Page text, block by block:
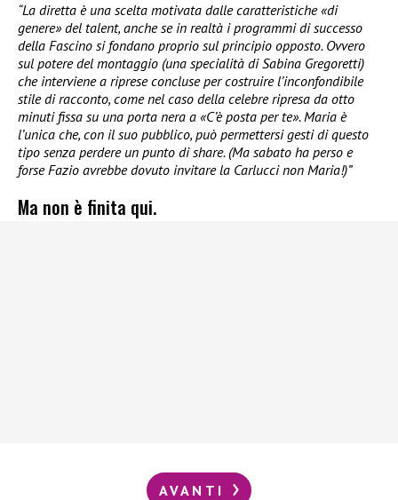
“La diretta è una scelta motivata dalle caratteristiche «di
genere» del talent, anche se in realtà i programmi di successo
della Fascino si fondano proprio sul principio opposto. Ovvero
sul potere del montaggio (una specialità di Sabina Gregoretti)
che interviene a riprese concluse per costruire l’inconfondibile
stile di racconto, come nel caso della celebre ripresa da otto
minuti fissa su una porta nera a «C’è posta per te». Maria è
l’unica che, con il suo pubblico, può permettersi gesti di questo
tipo senza perdere un punto di share. (Ma sabato ha perso e
forse Fazio avrebbe dovuto invitare la Carlucci non Maria!)”
Ma non è finita qui.
AVANTI